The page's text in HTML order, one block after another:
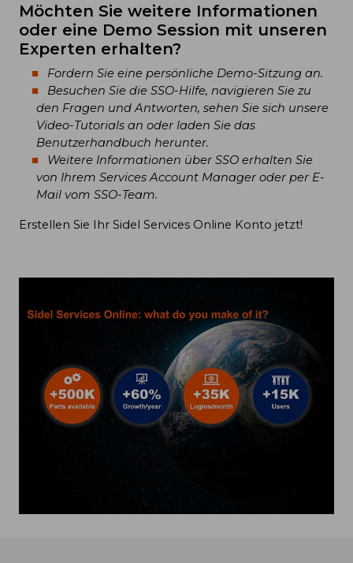
Möchten Sie weitere Informationen
oder eine Demo Session mit unseren
Experten erhalten?
Fordern Sie eine persönliche Demo-Sitzung an.
Besuchen Sie die SSO-Hilfe, navigieren Sie zu
den Fragen und Antworten, sehen Sie sich unsere
Video-Tutorials an oder laden Sie das
Benutzerhandbuch herunter.
Weitere Informationen über SSO erhalten Sie
von Ihrem Services Account Manager oder per E-
Mail vom SSO-Team.
Erstellen Sie Ihr Sidel Services Online Konto jetzt!